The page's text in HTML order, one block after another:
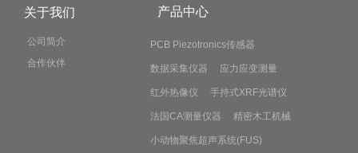
关于我们
公司简介
合作伙伴
产品中心
PCB Piezotronics传感器
数据采集仪器 应力应变测量
红外热像仪 手持式XRF光谱仪
法国CA测量仪器 精密木工机械
小动物聚焦超声系统(FUS)